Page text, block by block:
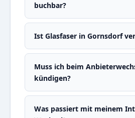
buchbar?
Ist Glasfaser in Gornsdorf
Muss ich beim
kündigen?
Was passiert mit meinem